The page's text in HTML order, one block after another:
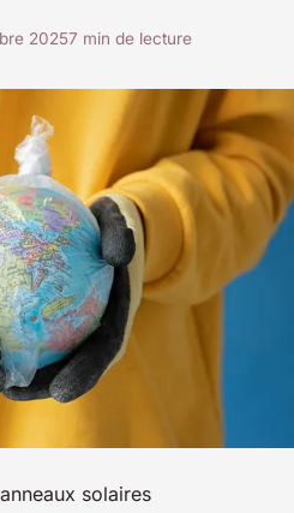
20257 min de lecture
solaires